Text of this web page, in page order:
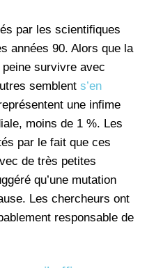
par les scientifiques
années 90. Alors que la
peine survivre avec
semblent s’en
une infime
moins de 1 %. Les
par le fait que ces
de très petites
qu’une mutation
Les chercheurs ont
responsable de